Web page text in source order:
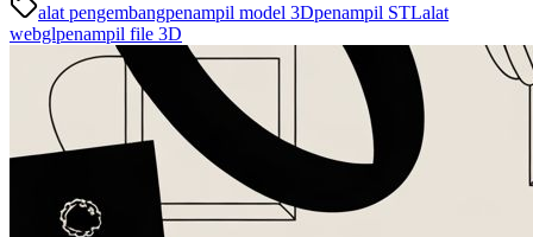
alat pengembangpenampil model 3Dpenampil STLalat
webglpenampil file 3D